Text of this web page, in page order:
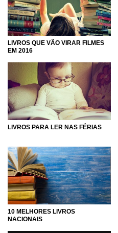
LIVROS QUE VÃO VIRAR FILMES
EM 2016
LIVROS PARA LER NAS FÉRIAS
10 MELHORES LIVROS
NACIONAIS